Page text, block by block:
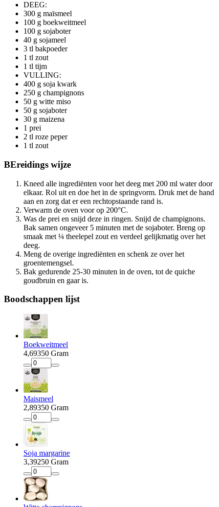
DEEG:
300 g maïsmeel
100 g boekweitmeel
100 g sojaboter
40 g sojameel
3 tl bakpoeder
1 tl zout
1 tl tijm
VULLING:
400 g soja kwark
250 g champignons
50 g witte miso
50 g sojaboter
30 g maizena
1 prei
2 tl roze peper
1 tl zout
BEreidings wijze
Kneed alle ingrediënten voor het deeg met 200 ml water door
elkaar. Rol uit en doe het in de springvorm. Druk met de hand
aan en zorg dat er een rechtopstaande rand is.
Verwarm de oven voor op 200°C.
Was de prei en snijd deze in ringen. Snijd de champignons.
Bak samen ongeveer 5 minuten met de sojaboter. Breng op
smaak met ¼ theelepel zout en verdeel gelijkmatig over het
deeg.
Meng de overige ingrediënten en schenk ze over het
groentemengsel.
Bak gedurende 25-30 minuten in de oven, tot de quiche
goudbruin en gaar is.
Boodschappen lijst
Boekweitmeel
4,69350 Gram
Maismeel
2,89350 Gram
Soja margarine
3,39250 Gram